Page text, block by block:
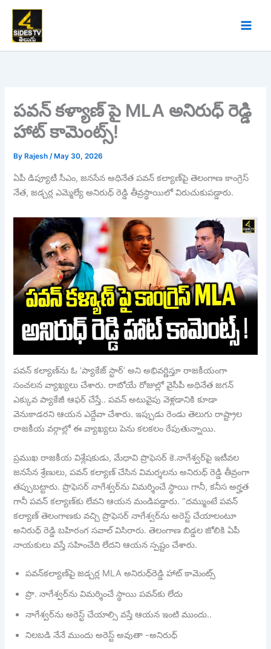
Skip
content
పవన్‌ కళ్యాణ్ పై MLA అనిరుధ్ రెడ్డి
హాట్ కామెంట్స్!
By Rajesh/ May 30, 2026
ఏపీ డిప్యూటీ సీఎం, జనసేన అధినేత పవన్ కల్యాణ్‌పై తెలంగాణ కాంగ్రెస్
నేత, జడ్చర్ల ఎమ్మెల్యే అనిరుధ్ రెడ్డి తీవ్రస్థాయిలో విరుచుకుపడ్డారు.
పవన్ కల్యాణ్‌ను ఓ ‘ప్యాకేజ్ స్టార్’ అని అభివర్ణిస్తూ రాజకీయంగా
సంచలన వ్యాఖ్యలు చేశారు. రాబోయే రోజుల్లో వైసీపీ అధినేత జగన్
ఎక్కువ ప్యాకేజీ ఆఫర్ చేస్తే.. పవన్ అటువైపు వెళ్లడానికి కూడా
వెనుకాడరని ఆయన ఎద్దేవా చేశారు. ఇప్పుడు రెండు తెలుగు రాష్ట్రాల
రాజకీయ వర్గాల్లో ఈ వ్యాఖ్యలు పెను కలకలం రేపుతున్నాయి.
ప్రముఖ రాజకీయ విశ్లేషకుడు, మేధావి ప్రొఫెసర్ కె.నాగేశ్వర్‌పై ఇటీవల
జనసేన శ్రేణులు, పవన్ కల్యాణ్ చేసిన విమర్శలను అనిరుధ్ రెడ్డి తీవ్రంగా
తప్పుబట్టారు. ప్రొఫెసర్ నాగేశ్వర్‌ను విమర్శించే స్థాయి గానీ, కనీస అర్హత
గానీ పవన్ కల్యాణ్‌కు లేవని ఆయన మండిపడ్డారు. “దమ్ముంటే పవన్
కల్యాణ్ తెలంగాణకు వచ్చి ప్రొఫెసర్ నాగేశ్వర్‌ను అరెస్ట్ చేయాలంటూ
అనిరుధ్ రెడ్డి బహిరంగ సవాల్ విసిరారు. తెలంగాణ బిడ్డల జోలికి ఏపీ
నాయకులు వస్తే సహించేది లేదని ఆయన స్పష్టం చేశారు.
పవన్‎కల్యాణ్‎పై జడ్చర్ల MLA అనిరుధ్‎రెడ్డి హాట్ కామెంట్స్
ప్రొ. నాగేశ్వర్‎ను విమర్శించే స్థాయి పవన్‎కు లేదు
నాగేశ్వర్‎ను అరెస్ట్ చేయాల్సి వస్తే ఆయన ఇంటి ముందు..
నిలబడి నేనే ముందు అరెస్ట్ అవుతా -అనిరుధ్